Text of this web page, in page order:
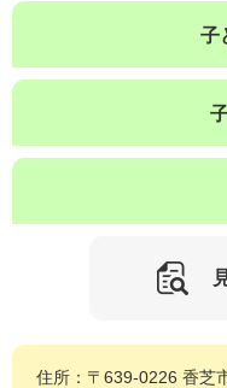
子
住所：〒639-0226 香芝